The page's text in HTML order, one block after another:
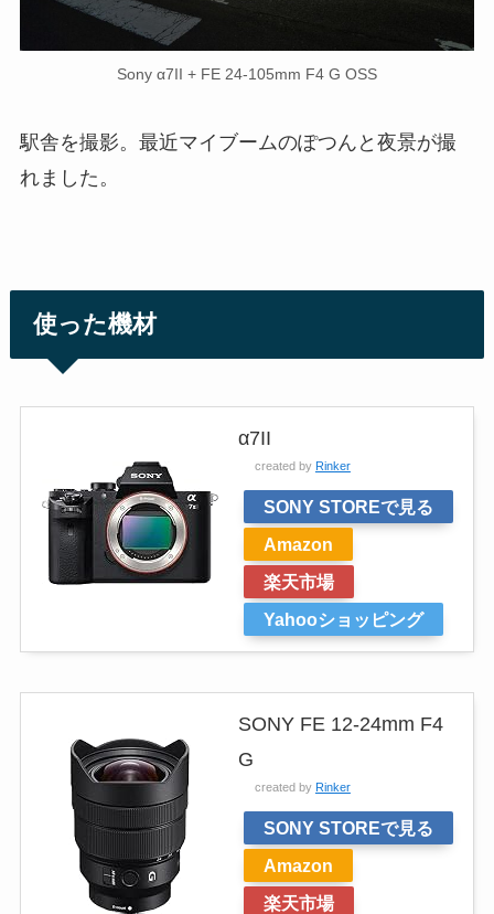
Sony α7II + FE 24-105mm F4 G OSS
駅舎を撮影。最近マイブームのぽつんと夜景が撮
れました。
使った機材
α7II
created by Rinker
SONY STOREで見る
Amazon
楽天市場
Yahooショッピング
SONY FE 12-24mm F4
G
created by Rinker
SONY STOREで見る
Amazon
楽天市場